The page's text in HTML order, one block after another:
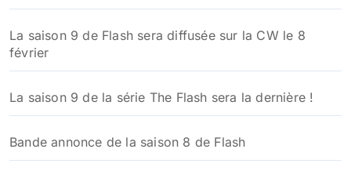
La saison 9 de Flash sera diffusée sur la CW le 8
février
La saison 9 de la série The Flash sera la dernière !
Bande annonce de la saison 8 de Flash